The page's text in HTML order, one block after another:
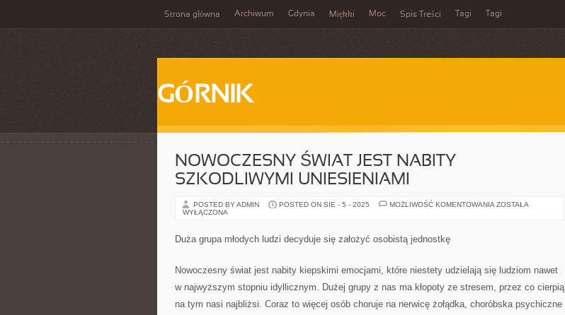
Strona główna Archiwum Gdynia Miękki Moc Spis Treści Tagi Tagi
GÓRNIK
NOWOCZESNY ŚWIAT JEST NABITY
SZKODLIWYMI UNIESIENIAMI
POSTED BY ADMIN POSTED ON SIE - 5 - 2025 MOŻLIWOŚĆ KOMENTOWANIA NOWOCZESNY
ZOSTAŁA
WYŁĄCZONA
Duża grupa młodych ludzi decyduje się założyć osobistą jednostkę
Nowoczesny świat jest nabity kiepskimi emocjami, które niestety udzielają się ludziom nawet
w najwyższym stopniu idyllicznym. Dużej grupy z nas ma kłopoty ze stresem, przez co cierpią
na tym nasi najbliżsi. Coraz to więcej osób choruje na nerwicę żołądka, choróbska psychiczne